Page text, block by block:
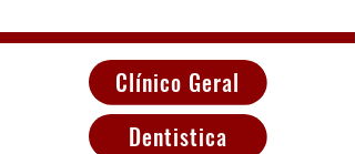
Clínico Geral
Dentistica